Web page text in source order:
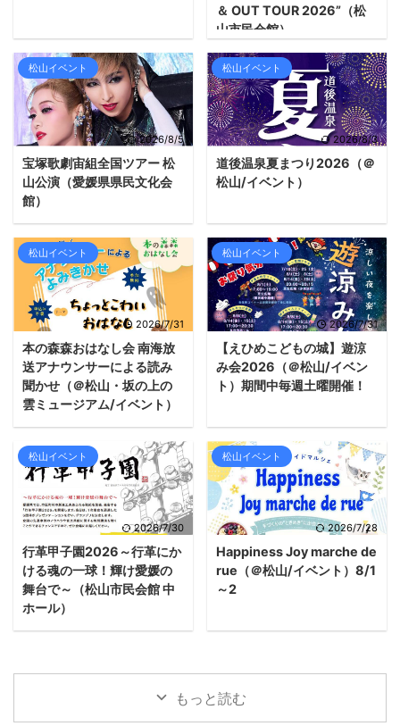
＆ OUT TOUR 2026”（松
山市民会館）
松山イベント
2026/8/5
宝塚歌劇宙組全国ツアー 松
山公演（愛媛県県民文化会
館）
松山イベント
2026/8/3
道後温泉夏まつり2026（＠
松山/イベント）
松山イベント
2026/7/31
本の森森おはなし会 南海放
送アナウンサーによる読み
聞かせ（＠松山・坂の上の
雲ミュージアム/イベント）
松山イベント
2026/7/31
【えひめこどもの城】遊涼
み会2026（＠松山/イベン
ト）期間中毎週土曜開催！
松山イベント
2026/7/30
行革甲子園2026～行革にか
ける魂の一球！輝け愛媛の
舞台で～（松山市民会館 中
ホール）
松山イベント
2026/7/28
Happiness Joy marche de
rue（＠松山/イベント）8/1
～2
もっと読む